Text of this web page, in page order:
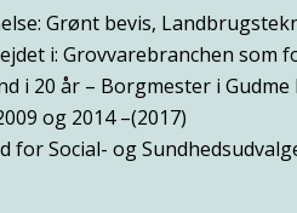
Grønt bevis,
i: Grovvarebranchen
i 20 år – Borgmester i
og 2014 –(2017)
for Social- og